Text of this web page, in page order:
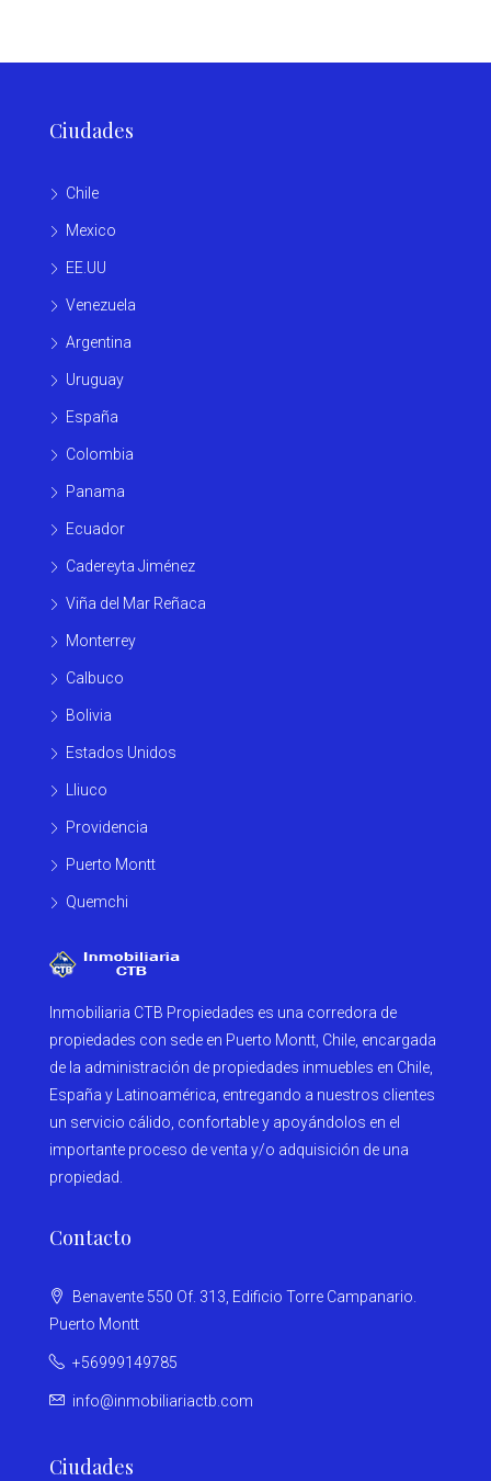
Ciudades
Chile
Mexico
EE.UU
Venezuela
Argentina
Uruguay
España
Colombia
Panama
Ecuador
Cadereyta Jiménez
Viña del Mar Reñaca
Monterrey
Calbuco
Bolivia
Estados Unidos
Lliuco
Providencia
Puerto Montt
Quemchi
Inmobiliaria CTB Propiedades es una corredora de
propiedades con sede en Puerto Montt, Chile, encargada
de la administración de propiedades inmuebles en Chile,
España y Latinoamérica, entregando a nuestros clientes
un servicio cálido, confortable y apoyándolos en el
importante proceso de venta y/o adquisición de una
propiedad.
Contacto
Benavente 550 Of. 313, Edificio Torre Campanario.
Puerto Montt
+56999149785
info@inmobiliariactb.com
Ciudades